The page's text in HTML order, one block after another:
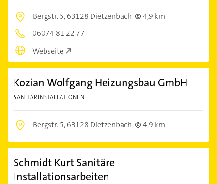
Bergstr. 5,63128 Dietzenbach
4,9 km
06074 81 22 77
Webseite
Kozian Wolfgang Heizungsbau GmbH
SANITÄRINSTALLATIONEN
Bergstr. 5,63128 Dietzenbach 4,9 km
Schmidt Kurt Sanitäre
Installationsarbeiten